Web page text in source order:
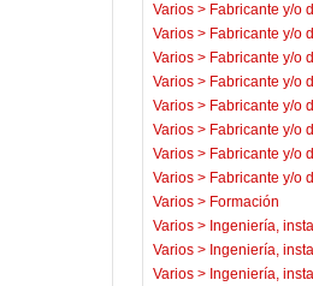
Varios > Fabricante y/o
Varios > Fabricante y/o
Varios > Fabricante y/o
Varios > Fabricante y/o
Varios > Fabricante y/o
Varios > Fabricante y/o
Varios > Fabricante y/o
Varios > Fabricante y/o
Varios > Formación
Varios > Ingeniería,
Varios > Ingeniería,
Varios > Ingeniería,